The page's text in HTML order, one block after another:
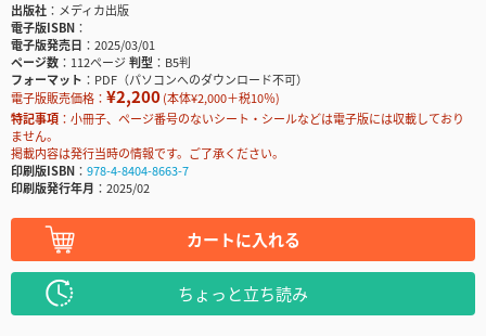
出版社
メディカ出版
電子版ISBN
電子版発売日
2025/03/01
ページ数
112ページ判型
B5判
フォーマット
PDF（パソコンへのダウンロード不可）
電子版販売価格： ¥2,200(本体¥2,000＋税10％)
特記事項
小冊子、ページ番号のないシート・シールなどは電子版には収載しており
ません。
掲載内容は発行当時の情報です。ご了承ください。
印刷版ISBN
978-4-8404-8663-7
印刷版発行年月
2025/02
カートに入れる
ちょっと立ち読み